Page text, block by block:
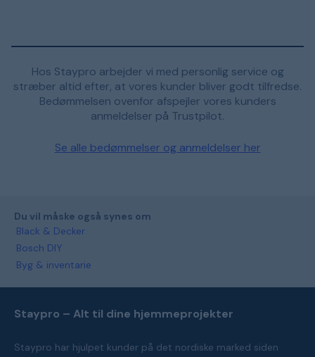
Hos Staypro arbejder vi med personlig service og
stræber altid efter, at vores kunder bliver godt tilfredse.
Bedømmelsen ovenfor afspejler vores kunders
anmeldelser på Trustpilot.
Se alle bedømmelser og anmeldelser her
Du vil måske også synes om
Black & Decker
Bosch DIY
Byg & inventarie
Staypro – Alt til dine hjemmeprojekter
Staypro har hjulpet kunder på det nordiske marked siden